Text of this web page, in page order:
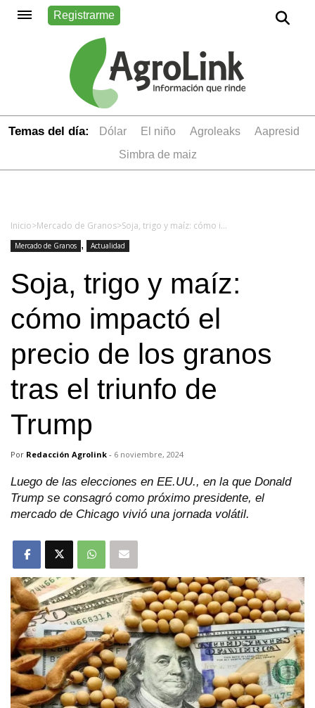
Registrarme
Temas del día: dólar el niño Agroleaks
aapresid
simbra de maiz
Inicio>Mercado de Granos> Soja, trigo y maíz: cómo impactó el precio de los granos tras el triunfo de Trump
Mercado de Granos , Actualidad
Soja, trigo y maíz:
cómo impactó el
precio de los granos
tras el triunfo de
Trump
Por Redacción Agrolink - 6 noviembre, 2024
Luego de las elecciones en EE.UU., en la que Donald
Trump se consagró como próximo presidente, el
mercado de Chicago vivió una jornada volátil.